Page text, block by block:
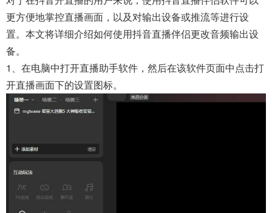
更方便地掌控直播画面，以及对输出设备或推流等进行设
置。本文将详细介绍如何使用抖音直播伴侣更改音频输出设
备。
1、在电脑中打开直播助手软件，然后在该软件页面中点击打
开直播画面下的设置图标。